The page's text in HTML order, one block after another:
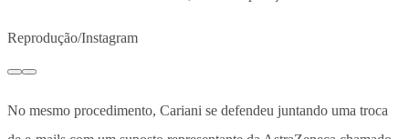
Reprodução/Instagram
No mesmo procedimento, Cariani se defendeu juntando uma troca